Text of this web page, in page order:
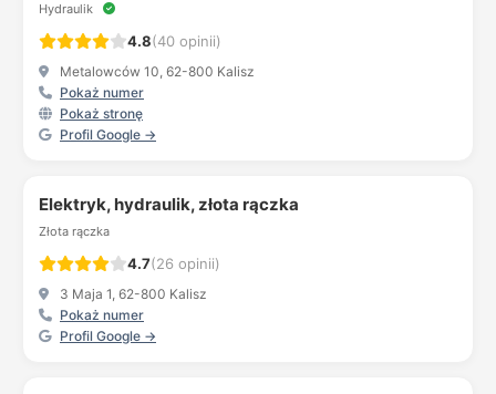
Hydraulik
4.8(40 opinii)
Metalowców 10, 62-800 Kalisz
Pokaż numer
Pokaż stronę
Profil Google →
Elektryk, hydraulik, złota rączka
Złota rączka
4.7(26 opinii)
3 Maja 1, 62-800 Kalisz
Pokaż numer
Profil Google →